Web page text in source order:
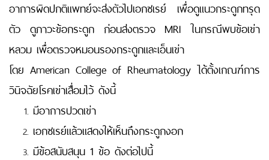
อาการผิดปกติแพทย์จะส่งตัวไปเอกซเรย์ เพื่อดูแนวกระดูกทรุด
ตัว ดูภาวะข้อกระดูก ก่อนส่งตรวจ MRI ในกรณีพบข้อเข่า
หลวม เพื่อตรวจหมอนรองกระดูกและเอ็นเข่า
โดย American College of Rheumatology ได้ตั้งเกณฑ์การ
วินิจฉัยโรคเข่าเสื่อมไว้ ดังนี้
มีอาการปวดเข่า
เอกซเรย์แล้วแสดงให้เห็นถึงกระดูกงอก
มีข้อสนับสนุน 1 ข้อ ดังต่อไปนี้